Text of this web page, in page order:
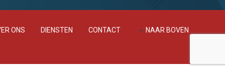
ONS DIENSTEN CONTACT NAAR BOVEN